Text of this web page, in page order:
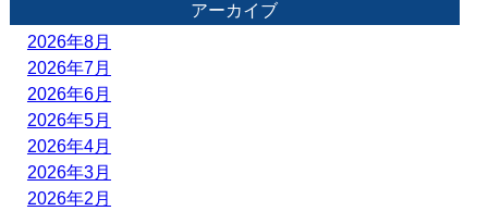
アーカイブ
2026年8月
2026年7月
2026年6月
2026年5月
2026年4月
2026年3月
2026年2月